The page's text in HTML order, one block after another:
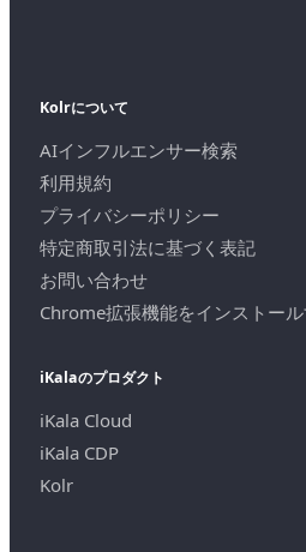
Kolrについて
AIインフルエンサー検索
利用規約
プライバシーポリシー
特定商取引法に基づく表記
お問い合わせ
Chrome拡張機能をインストール
iKalaのプロダクト
iKala Cloud
iKala CDP
Kolr